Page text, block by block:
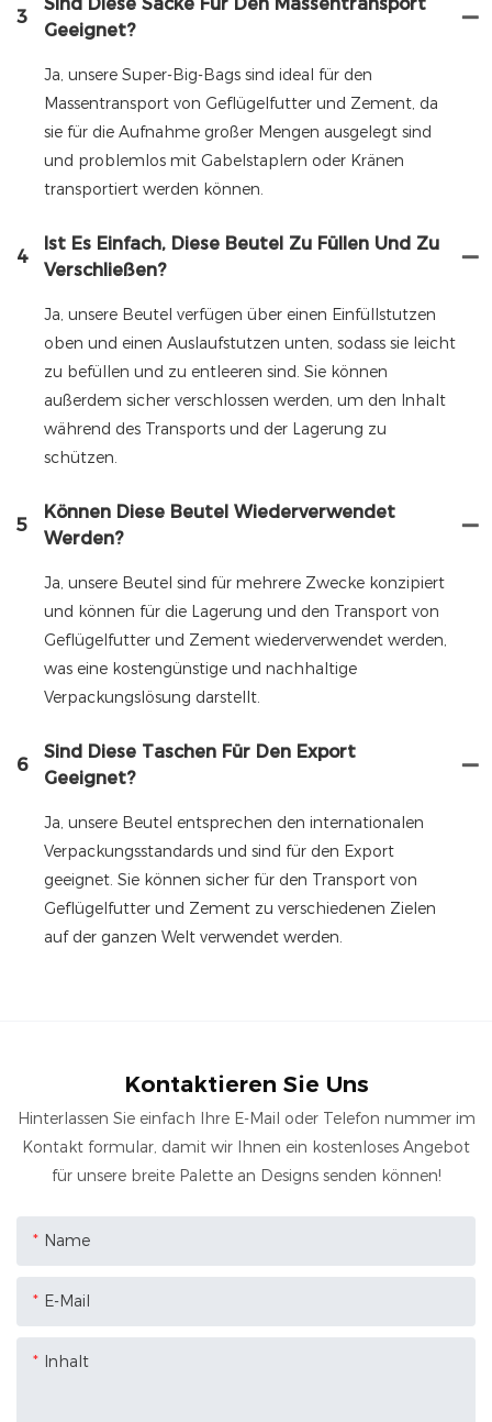
3
Geeignet?
Ja, unsere Super-Big-Bags sind ideal für den
Massentransport von Geflügelfutter und Zement, da
sie für die Aufnahme großer Mengen ausgelegt sind
und problemlos mit Gabelstaplern oder Kränen
transportiert werden können.
4
Ist Es Einfach, Diese Beutel Zu Füllen Und Zu
Verschließen?
Ja, unsere Beutel verfügen über einen Einfüllstutzen
oben und einen Auslaufstutzen unten, sodass sie leicht
zu befüllen und zu entleeren sind. Sie können
außerdem sicher verschlossen werden, um den Inhalt
während des Transports und der Lagerung zu
schützen.
5
Können Diese Beutel Wiederverwendet
Werden?
Ja, unsere Beutel sind für mehrere Zwecke konzipiert
und können für die Lagerung und den Transport von
Geflügelfutter und Zement wiederverwendet werden,
was eine kostengünstige und nachhaltige
Verpackungslösung darstellt.
6
Sind Diese Taschen Für Den Export
Geeignet?
Ja, unsere Beutel entsprechen den internationalen
Verpackungsstandards und sind für den Export
geeignet. Sie können sicher für den Transport von
Geflügelfutter und Zement zu verschiedenen Zielen
auf der ganzen Welt verwendet werden.
Kontaktieren Sie Uns
Hinterlassen Sie einfach Ihre E-Mail oder Telefon nummer im
Kontakt formular, damit wir Ihnen ein kostenloses Angebot
für unsere breite Palette an Designs senden können!
Name
E-Mail
Inhalt